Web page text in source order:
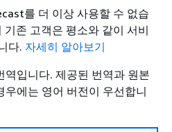
를 더 이상 사용할 수 없습
존 고객은 평소와 같이 서비
다. 자세히 알아보기
역입니다. 제공된 번역과 원본
에는 영어 버전이 우선합니